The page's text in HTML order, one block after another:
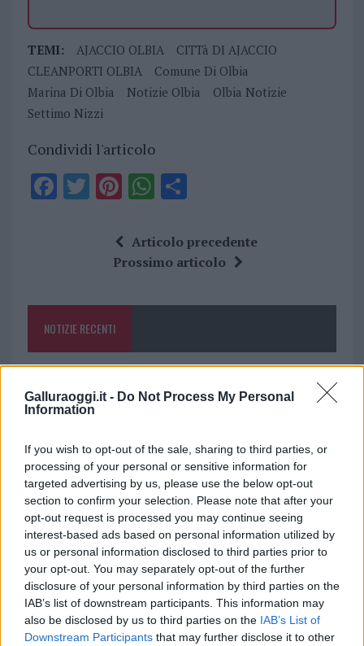
Galluraoggi.it - Do Not Process My Personal
Information
If you wish to opt-out of the sale, sharing to third parties, or
processing of your personal or sensitive information for
targeted advertising by us, please use the below opt-out
section to confirm your selection. Please note that after your
opt-out request is processed you may continue seeing
interest-based ads based on personal information utilized by
us or personal information disclosed to third parties prior to
your opt-out. You may separately opt-out of the further
disclosure of your personal information by third parties on the
IAB’s list of downstream participants. This information may
also be disclosed by us to third parties on the IAB’s List of
Downstream Participants that may further disclose it to other
TEMI: AJACCIO OLBIA
CITTà DI AJACCIO
CLEANPORTI OLBIA
Comune Di Olbia
Marina Di Olbia
Notizie Olbia
Olbia Notizie
Settimo Nizzi
Condividi l'articolo
F
o
k
T Pi
te
re
W
at
s
p
S
a
re
Articolo precedente
Prossimo articolo
NOTIZIE RECENTI
Raid nelle campagne di Berchidda, rischio per
la rete elettrica
Monte Pino, via i cancelli del cantiere: la Gallura
ritrova la strada
Nuovi stalli residenti a Palau, il Comune
completa l’iter
Film internazionale, casting per comparse in
Costa Smeralda